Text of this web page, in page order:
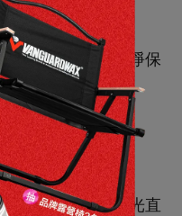
原因，請務必洗淨保
洗劑輕輕揉洗
淨
漂白劑或烘乾機
在高溫之處及陽光直